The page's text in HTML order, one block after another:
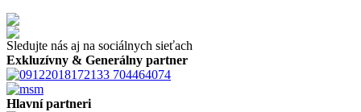
Sledujte nás aj na sociálnych sieťach
Exkluzívny & Generálny partner
Hlavní partneri